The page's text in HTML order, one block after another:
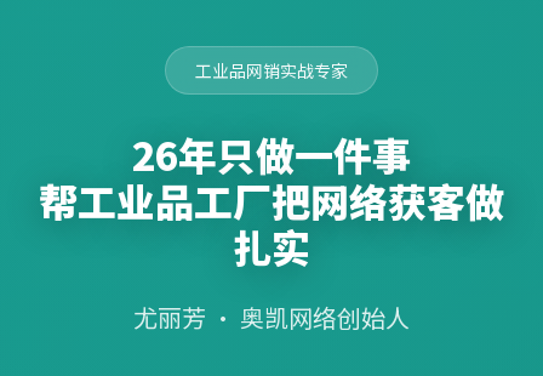
工业品网销实战专家
26年只做一件事
帮工业品工厂把网络获客做
扎实
尤丽芳 · 奥凯网络创始人